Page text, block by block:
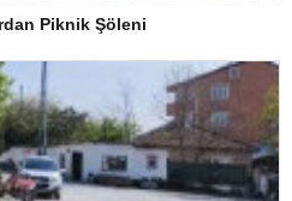
Piknik Şöleni